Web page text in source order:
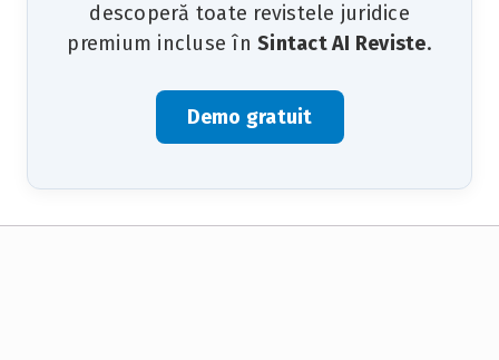
descoperă toate revistele juridice
premium incluse în Sintact AI Reviste.
Demo gratuit